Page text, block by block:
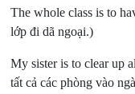
The whole class is to
lớp đi dã ngoại.)
My sister is to clear up
tất cả các phòng vào